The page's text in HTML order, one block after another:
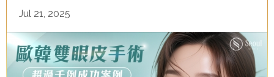
Jul 21, 2025